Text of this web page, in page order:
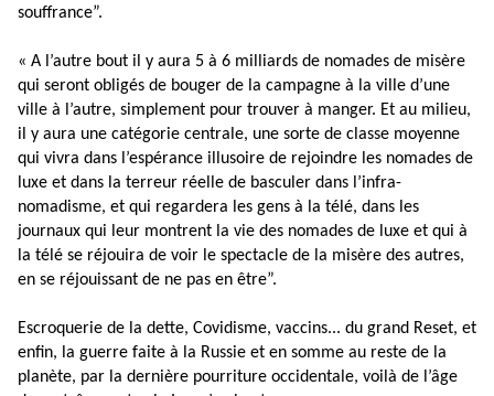
souffrance”.
« A l’autre bout il y aura 5 à 6 milliards de nomades de misère
qui seront obligés de bouger de la campagne à la ville d’une
ville à l’autre, simplement pour trouver à manger. Et au milieu,
il y aura une catégorie centrale, une sorte de classe moyenne
qui vivra dans l’espérance illusoire de rejoindre les nomades de
luxe et dans la terreur réelle de basculer dans l’infra-
nomadisme, et qui regardera les gens à la télé, dans les
journaux qui leur montrent la vie des nomades de luxe et qui à
la télé se réjouira de voir le spectacle de la misère des autres,
en se réjouissant de ne pas en être”.
Escroquerie de la dette, Covidisme, vaccins... du grand Reset, et
enfin, la guerre faite à la Russie et en somme au reste de la
planète, par la dernière pourriture occidentale, voilà de l’âge